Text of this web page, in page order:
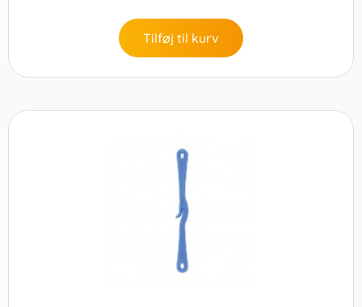
Tilføj til kurv